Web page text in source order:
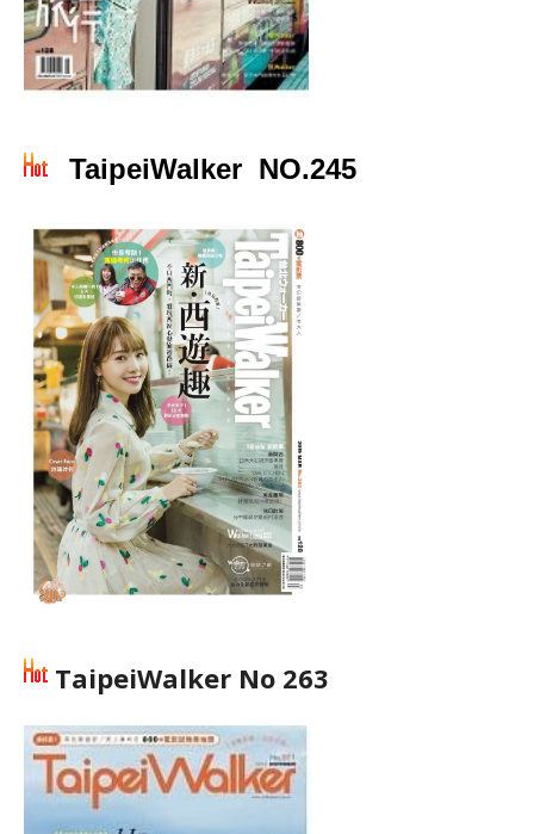
TaipeiWalker NO.245
TaipeiWalker No 263